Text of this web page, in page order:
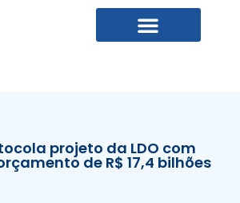
projeto da LDO com
de R$ 17,4 bilhões